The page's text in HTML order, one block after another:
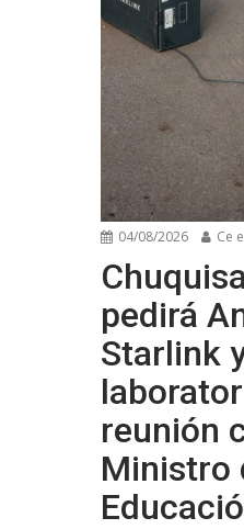
04/08/2026 Ce
pedirá
Starlink
reunión
Ministro